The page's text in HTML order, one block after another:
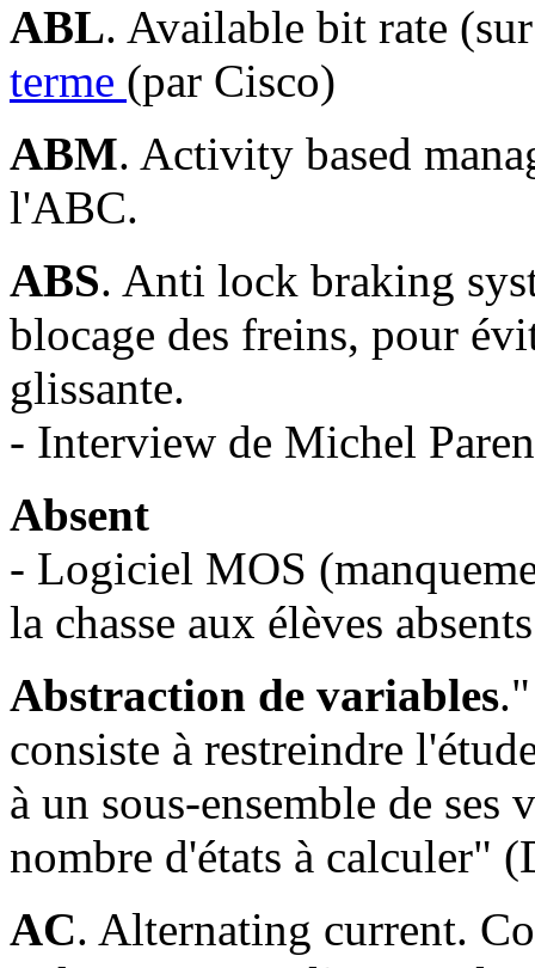
ABL. Available bit rate
terme (par Cisco)
ABM. Activity based
l'ABC.
ABS. Anti lock braking
blocage des freins, pour
glissante.
- Interview de Michel
Absent
- Logiciel MOS
la chasse aux élèves
Abstraction de variables
consiste à restreindre
à un sous-ensemble de
nombre d'états à calculer"
AC. Alternating current.